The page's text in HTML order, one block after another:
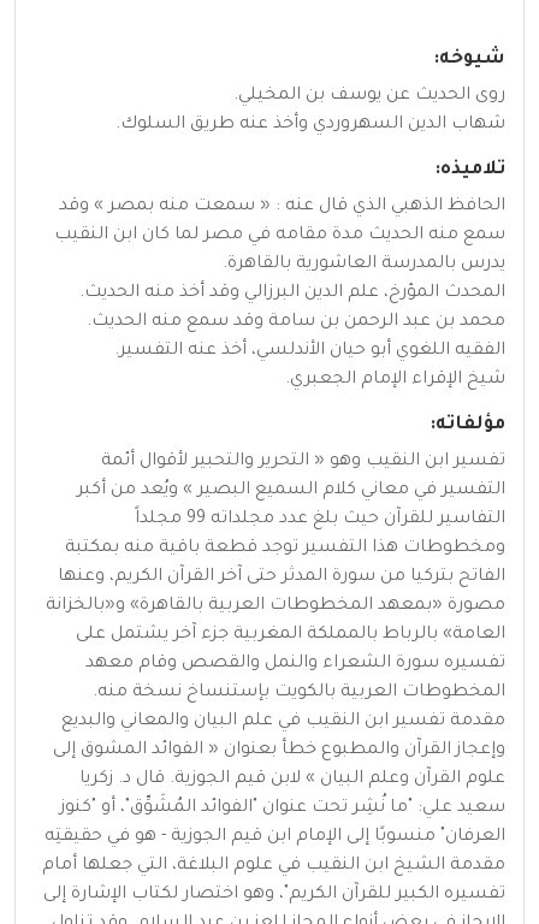
شيوخه:
روى الحديث عن يوسف بن المخيلي.
شهاب الدين السهروردي وأخذ عنه طريق السلوك.
تلاميذه:
الحافظ الذهبي الذي قال عنه : « سمعت منه بمصر » وقد
سمع منه الحديث مدة مقامه في مصر لما كان ابن النقيب
يدرس بالمدرسة العاشورية بالقاهرة.
المحدث المؤرخ، علم الدين البرزالي وقد أخذ منه الحديث.
محمد بن عبد الرحمن بن سامة وقد سمع منه الحديث.
الفقيه اللغوي أبو حيان الأندلسي، أخذ عنه التفسير.
شيخ الإقراء الإمام الجعبري.
مؤلفاته:
تفسير ابن النقيب وهو « التحرير والتحبير لأقوال أئمة
التفسير في معاني كلام السميع البصير » ويُعد من أكبر
التفاسير للقرآن حيث بلغ عدد مجلداته 99 مجلداً
ومخطوطات هذا التفسير توجد قطعة باقية منه بمكتبة
الفاتح بتركيا من سورة المدثر حتى آخر القرآن الكريم، وعنها
مصورة «بمعهد المخطوطات العربية بالقاهرة» و«بالخزانة
العامة» بالرباط بالمملكة المغربية جزء آخر يشتمل على
تفسيره سورة الشعراء والنمل والقصص وقام معهد
المخطوطات العربية بالكويت بإستنساخ نسخة منه.
مقدمة تفسير ابن النقيب في علم البيان والمعاني والبديع
وإعجاز القرآن والمطبوع خطأ بعنوان « الفوائد المشوق إلى
علوم القرآن وعلم البيان » لابن قيم الجوزية. قال د. زكريا
سعيد علي: "ما نُشِر تحت عنوان "الفوائد المُشَوِّق"، أو "كنوز
العرفان" منسوبًا إلى الإمام ابن قيم الجوزية - هو في حقيقتِه
مقدمة الشيخ ابن النقيب في علوم البلاغة، التي جعلها أمام
تفسيره الكبير للقرآن الكريم"، وهو اختصار لكتاب الإشارة إلى